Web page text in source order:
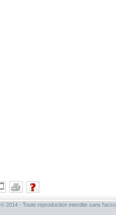
© 2014 - Toute reproduction interdite sans